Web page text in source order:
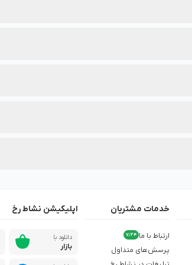
خدمات مشتریان
ارتباط با ما 7/24
پرسش‌های متداول
اپلیکیشن نشاط رخ
دانلود با
بازار